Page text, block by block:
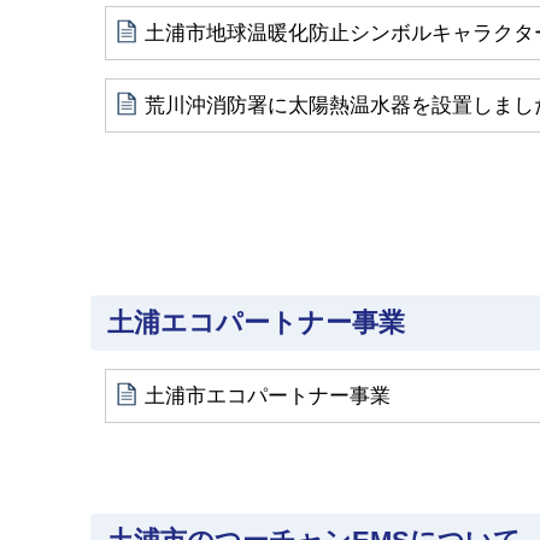
土浦市地球温暖化防止シンボルキャラク
荒川沖消防署に太陽熱温水器を設置しまし
土浦エコパートナー事業
土浦市エコパートナー事業